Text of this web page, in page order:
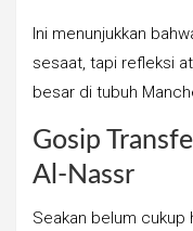
Ini menunjukkan
sesaat, tapi refleksi
besar di tubuh
Gosip
Al-Nassr
Seakan belum cukup